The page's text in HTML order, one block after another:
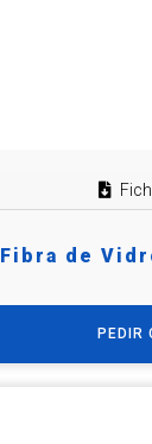
Fibra de
PEDIR